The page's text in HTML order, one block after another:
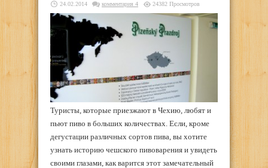
24.02.2014 комментария 4 24382 Просмотров
Туристы, которые приезжают в Чехию, любят и
пьют пиво в больших количествах. Если, кроме
дегустации различных сортов пива, вы хотите
узнать историю чешского пивоварения и увидеть
своими глазами, как варится этот замечательный